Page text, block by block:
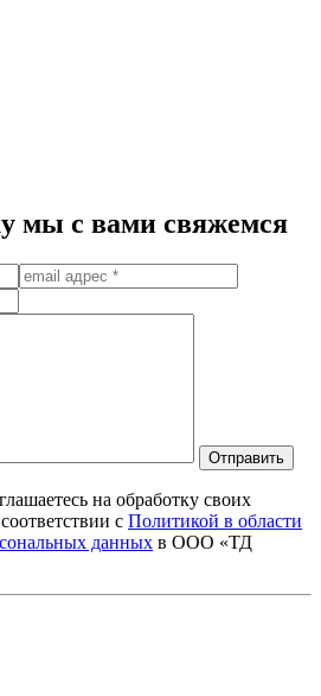
мы с вами свяжемся
Отправить
на обработку своих
с Политикой в области
данных в ООО «ТД